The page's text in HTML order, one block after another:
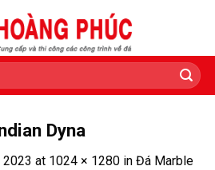
Dyna
2023 at 1024 × 1280 in Đá Marble